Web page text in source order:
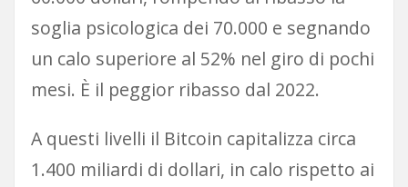
soglia psicologica dei 70.000 e segnando
un calo superiore al 52% nel giro di pochi
mesi. È il peggior ribasso dal 2022.
A questi livelli il Bitcoin capitalizza circa
1.400 miliardi di dollari, in calo rispetto ai